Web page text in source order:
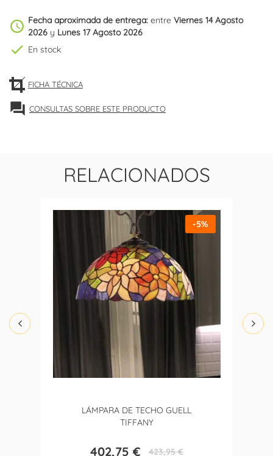
schedule Fecha aproximada de entrega: entre Viernes 14 Agosto
2026 y Lunes 17 Agosto 2026
check En stock
FICHA TÉCNICA
forum CONSULTAS SOBRE ESTE PRODUCTO
RELACIONADOS
LÁMPARA DE TECHO GUELL
TIFFANY
402,75 € 423,95 €
-5%